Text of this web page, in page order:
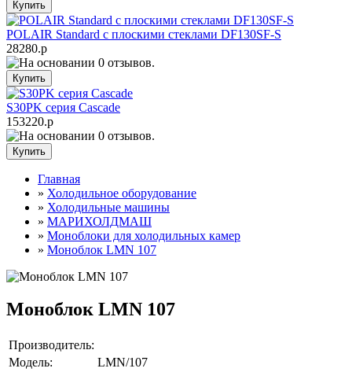
POLAIR Standard с плоскими стеклами DF130SF-S
28280.р
S30PK серия Cascade
153220.р
Главная
» Холодильное оборудование
» Холодильные машины
» МАРИХОЛДМАШ
» Моноблоки для холодильных камер
» Моноблок LMN 107
Моноблок LMN 107
Производитель:
Модель:
LMN/107